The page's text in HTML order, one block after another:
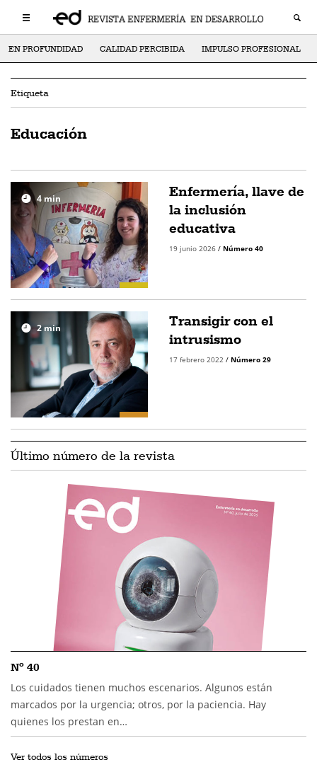
EN PROFUNDIDAD CALIDAD PERCIBIDA IMPULSO PROFESIONAL
Etiqueta
Educación
4 min
Enfermería, llave de
la inclusión
educativa
19 junio 2026 / Número 40
2min
Transigir con el
intrusismo
17 febrero 2022 / Número 29
Último número de la revista
Nº 40
Los cuidados tienen muchos escenarios. Algunos están
marcados por la urgencia; otros, por la paciencia. Hay
quienes los prestan en…
Ver todos los números